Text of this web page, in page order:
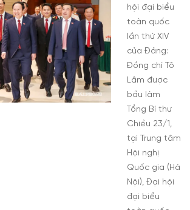
hội đại biểu
toàn quốc
lần thứ XIV
của Đảng:
Đồng chí Tô
Lâm được
bầu làm
Tổng Bí thư
Chiều 23/1,
tại Trung tâm
Hội nghị
Quốc gia (Hà
Nội), Đại hội
đại biểu